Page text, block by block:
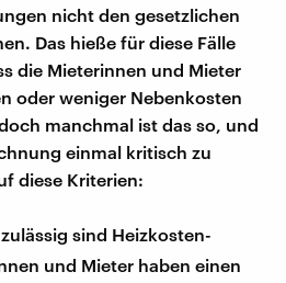
nicht den gesetzlichen
Das hieße für diese Fälle
die Mieterinnen und Mieter
oder weniger Nebenkosten
manchmal ist das so, und
einmal kritisch zu
diese Kriterien:
sind Heizkosten-
und Mieter haben einen